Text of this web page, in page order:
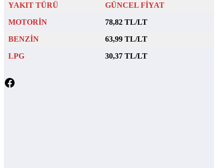
YAKIT TÜRÜ GÜNCEL FİYAT
MOTORİN 78,82 TL/LT
BENZİN 63,99 TL/LT
LPG 30,37 TL/LT
Facebook